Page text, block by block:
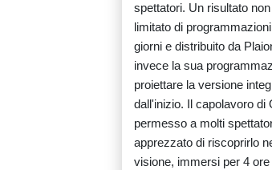
spettatori. Un risultato
limitato di
giorni e distribuito da
invece la sua
proiettare la versione
dall'inizio. Il capolavoro di
permesso a molti
apprezzato di riscoprirlo
visione, immersi per 4